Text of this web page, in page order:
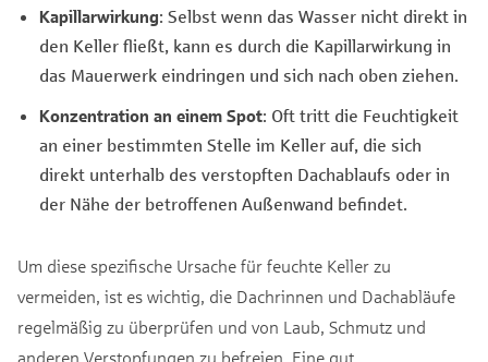
Kapillarwirkung: Selbst wenn das Wasser nicht direkt in
den Keller fließt, kann es durch die Kapillarwirkung in
das Mauerwerk eindringen und sich nach oben ziehen.
Konzentration an einem Spot: Oft tritt die Feuchtigkeit
an einer bestimmten Stelle im Keller auf, die sich
direkt unterhalb des verstopften Dachablaufs oder in
der Nähe der betroffenen Außenwand befindet.
Um diese spezifische Ursache für feuchte Keller zu
vermeiden, ist es wichtig, die Dachrinnen und Dachabläufe
regelmäßig zu überprüfen und von Laub, Schmutz und
anderen Verstopfungen zu befreien. Eine gut